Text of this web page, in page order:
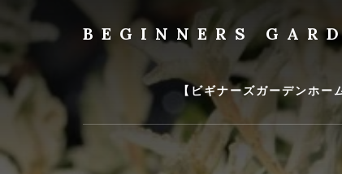
content
BEGINNERS
物
類
や
育
【ビギナーズガーデンホー